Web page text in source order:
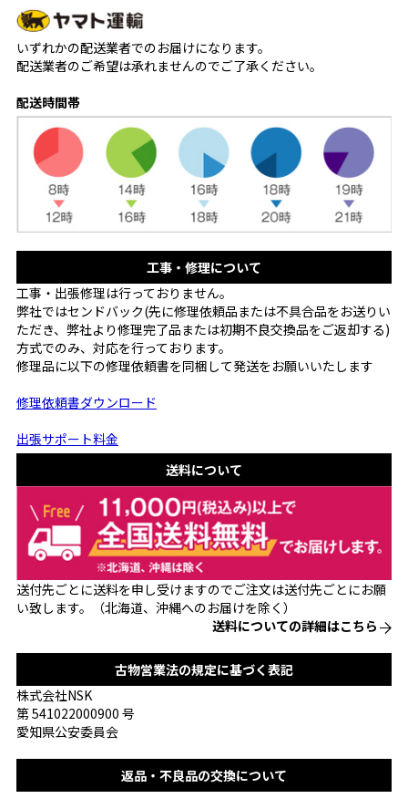
いずれかの配送業者でのお届けになります。
配送業者のご希望は承れませんのでご了承ください。
配送時間帯
工事・修理について
工事・出張修理は行っておりません。
弊社ではセンドバック(先に修理依頼品または不具合品をお送りい
ただき、弊社より修理完了品または初期不良交換品をご返却する)
方式でのみ、対応を行っております。
修理品に以下の修理依頼書を同梱して発送をお願いいたします
修理依頼書ダウンロード
出張サポート料金
送料について
送付先ごとに送料を申し受けますのでご注文は送付先ごとにお願
い致します。（北海道、沖縄へのお届けを除く）
送料についての詳細はこちら
古物営業法の規定に基づく表記
株式会社NSK
第 541022000900 号
愛知県公安委員会
返品・不良品の交換について